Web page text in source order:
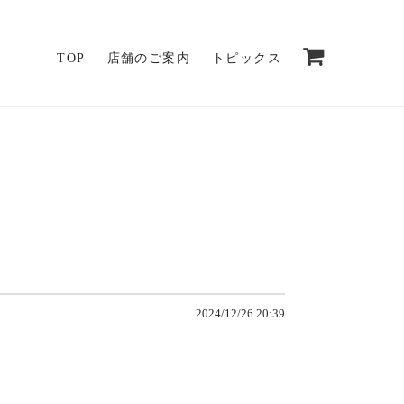
TOP 店舗のご案内 トピックス
2024/12/26 20:39